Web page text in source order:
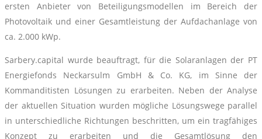
ersten Anbieter von Beteiligungsmodellen im Bereich der
Photovoltaik und einer Gesamtleistung der Aufdachanlage von
ca. 2.000 kWp.
Sarbery.capital wurde beauftragt, für die Solaranlagen der PT
Energiefonds Neckarsulm GmbH & Co. KG, im Sinne der
Kommanditisten Lösungen zu erarbeiten. Neben der Analyse
der aktuellen Situation wurden mögliche Lösungswege parallel
in unterschiedliche Richtungen beschritten, um ein tragfähiges
Konzept zu erarbeiten und die Gesamtlösung den